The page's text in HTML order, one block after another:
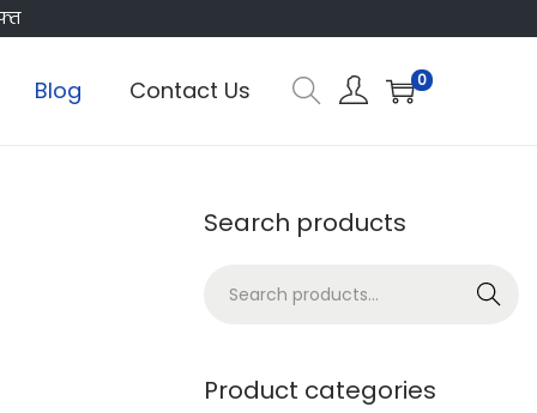
Blog Contact Us 0
Search products
r
Search
Product categories